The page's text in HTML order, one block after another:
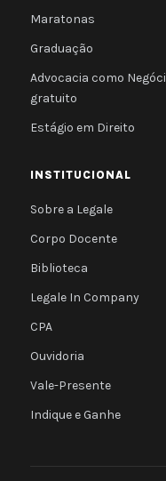
Maratonas
Graduação
Advocacia como
gratuito
Estágio em Direito
INSTITUCIONAL
Sobre a Legale
Corpo Docente
Biblioteca
Legale In Company
CPA
Ouvidoria
Vale-Presente
Indique e Ganhe